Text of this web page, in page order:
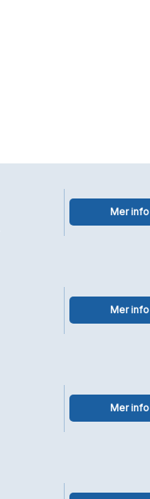
Mer info
Mer info
Mer info